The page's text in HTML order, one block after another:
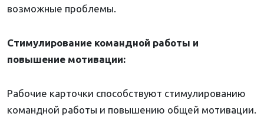
возможные проблемы.
Стимулирование командной работы и
повышение мотивации:
Рабочие карточки способствуют стимулированию
командной работы и повышению общей мотивации.